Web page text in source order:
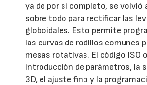
ya de por si completo, se volvió
sobre todo para rectificar las
globoidales. Esto permite
las curvas de rodillos comunes
mesas rotativas. El código ISO
introducción de parámetros, la
3D, el ajuste fino y la